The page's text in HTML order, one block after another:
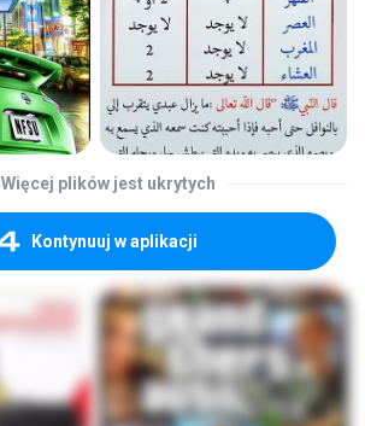
Więcej plików jest ukrytych
Kontynuuj w aplikacji